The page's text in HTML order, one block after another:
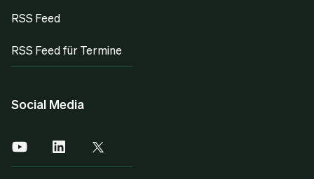
RSS Feed
RSS Feed für Termine
Social Media